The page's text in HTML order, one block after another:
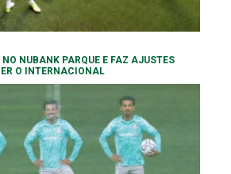
NUBANK PARQUE E FAZ AJUSTES
O INTERNACIONAL